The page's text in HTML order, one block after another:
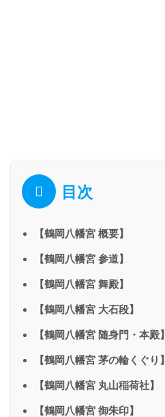
目次
【鶴岡八幡宮 概要】
【鶴岡八幡宮 参道】
【鶴岡八幡宮 舞殿】
【鶴岡八幡宮 大石段】
【鶴岡八幡宮 随身門・本殿】
【鶴岡八幡宮 茅の輪くぐり】
【鶴岡八幡宮 丸山稲荷社】
【鶴岡八幡宮 御朱印】